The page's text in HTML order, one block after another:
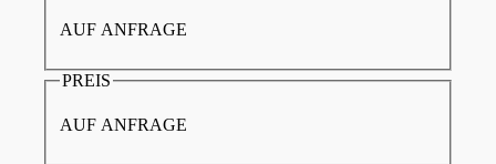
AUF ANFRAGE
PREIS
AUF ANFRAGE